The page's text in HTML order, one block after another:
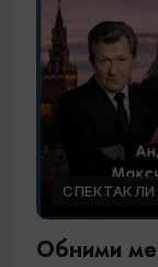
СПЕКТАКЛИ
Обними